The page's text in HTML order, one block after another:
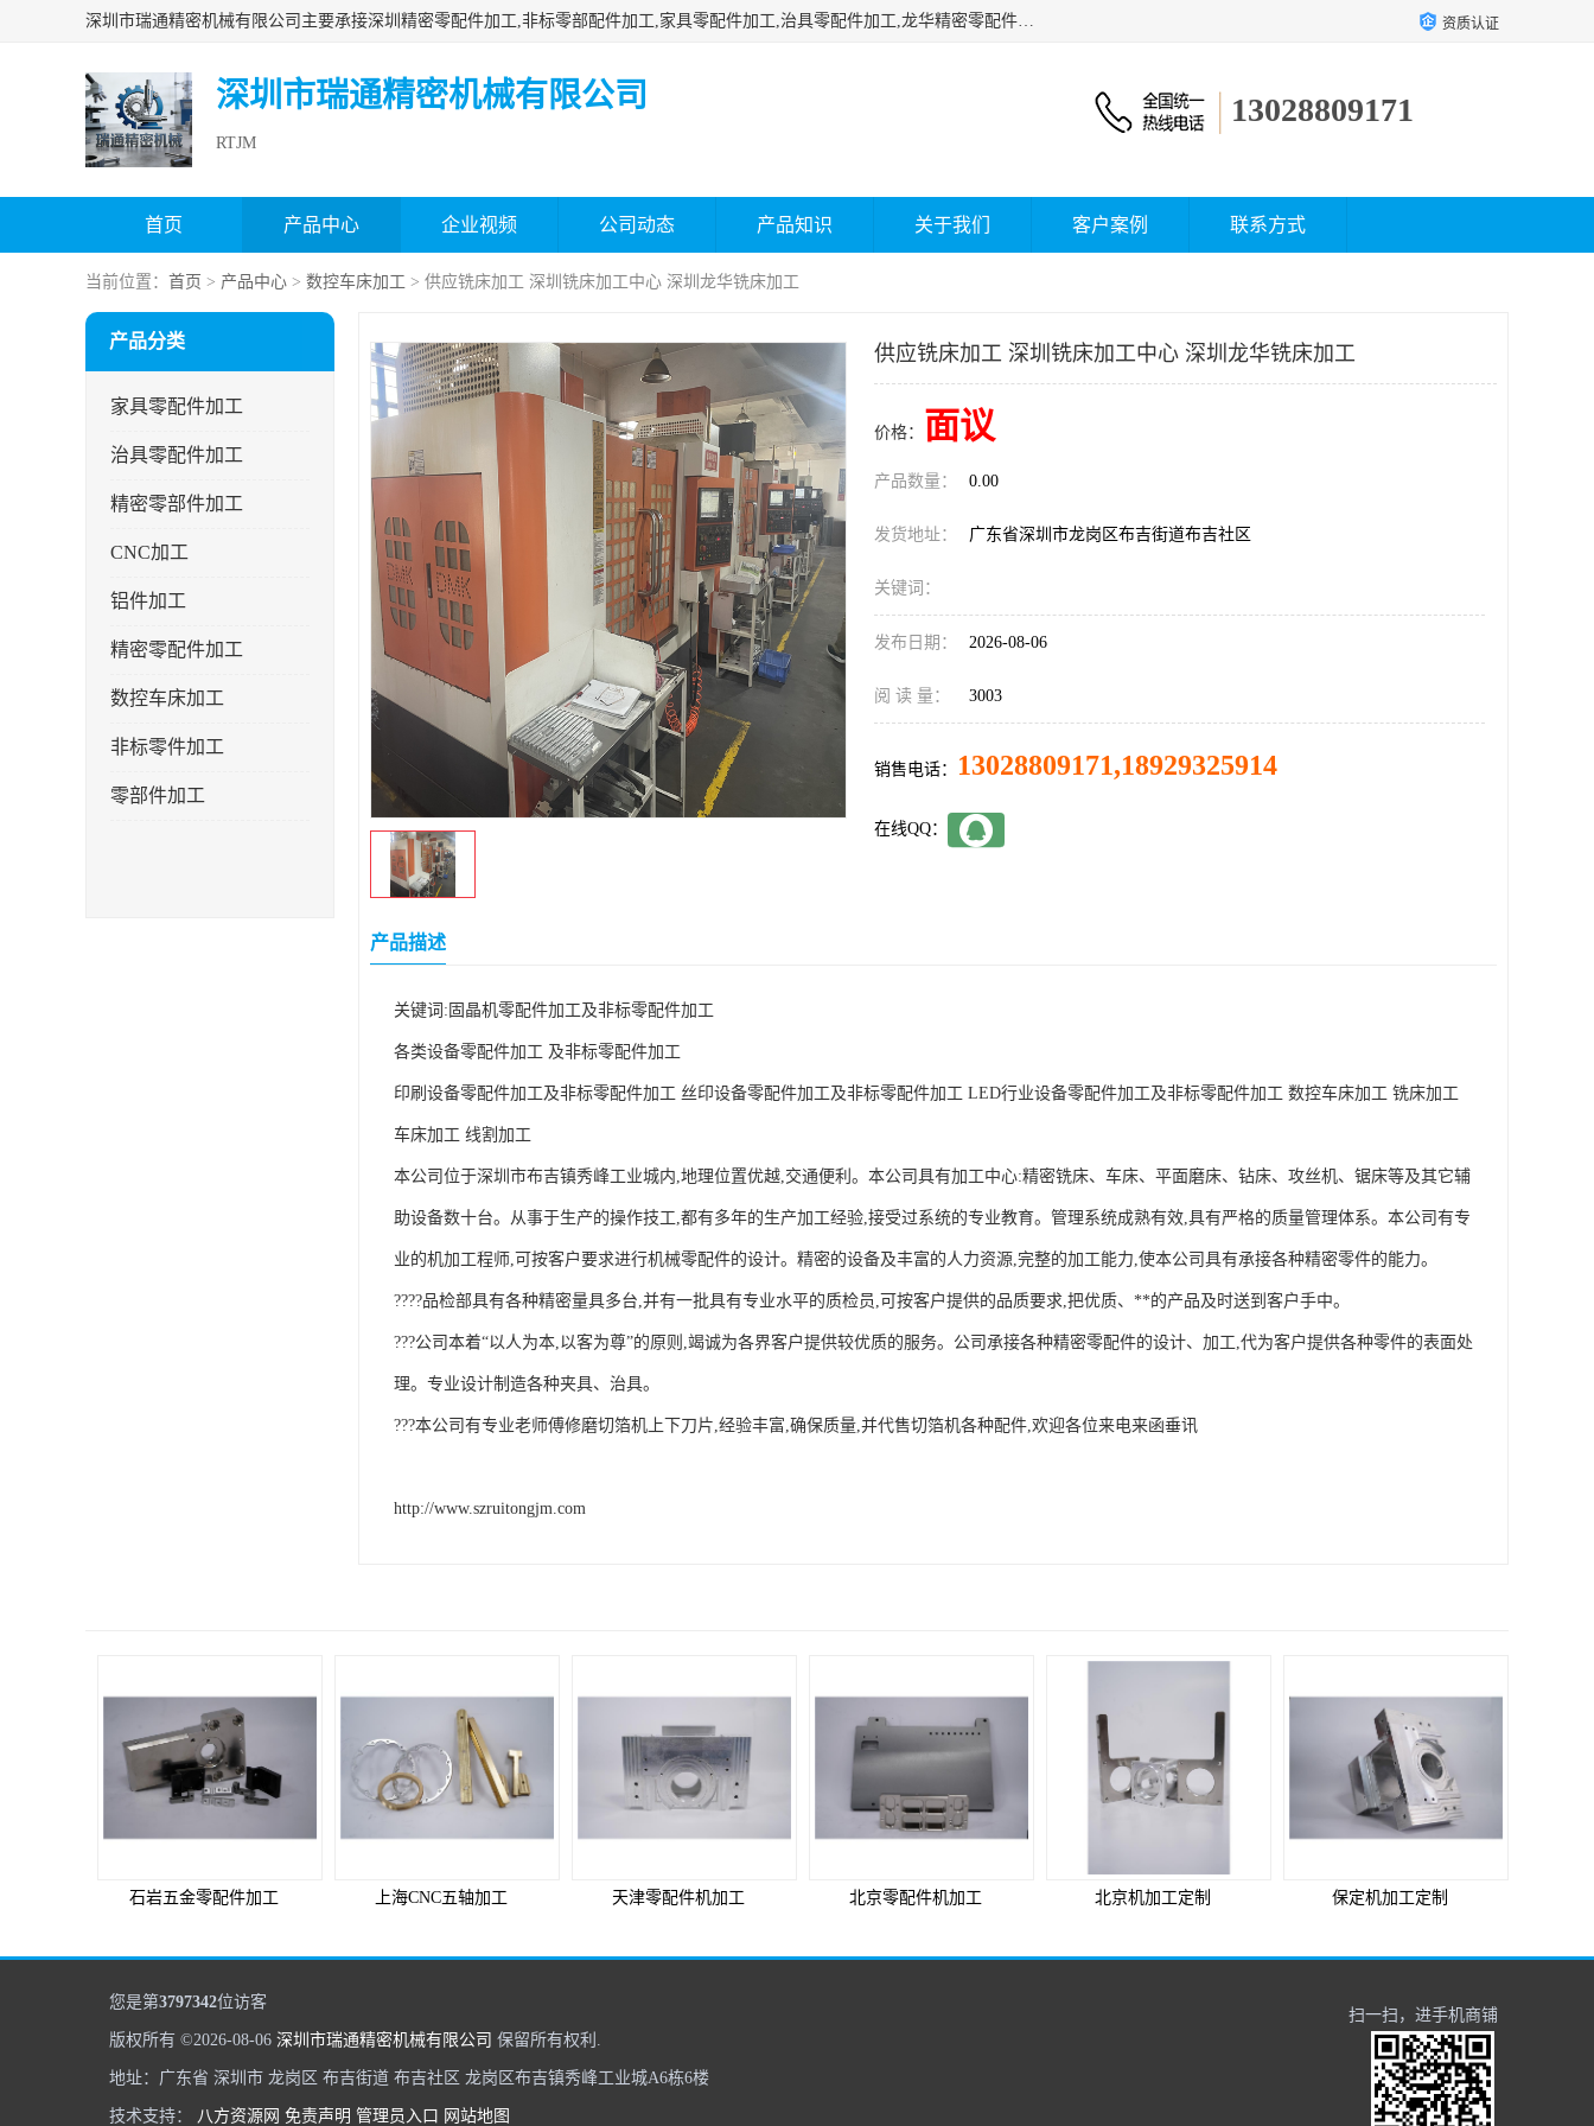
深圳市瑞通精密机械有限公司主要承接深圳精密零配件加工,非标零部配件加工,家具零配件加工,治具零配件加工,龙华精密零配件加工等各种各种精密机械加工，欢迎来来电咨询！ 资质认证
深圳市瑞通精密机械有限公司
RTJM
13028809171
首页 产品中心 企业视频 公司动态 产品知识 关于我们 客户案例 联系方式
当前位置： 首页 > 产品中心 > 数控车床加工 > 供应铣床加工 深圳铣床加工中心 深圳龙华铣床加工
产品分类
家具零配件加工
治具零配件加工
精密零部件加工
CNC加工
铝件加工
精密零配件加工
数控车床加工
非标零件加工
零部件加工
供应铣床加工 深圳铣床加工中心 深圳龙华铣床加工
价格： 面议
产品数量： 0.00
发货地址： 广东省深圳市龙岗区布吉街道布吉社区
关键词：
发布日期： 2026-08-06
阅 读 量： 3003
销售电话： 13028809171,18929325914
在线QQ：
产品描述
关键词:固晶机零配件加工及非标零配件加工
各类设备零配件加工 及非标零配件加工
印刷设备零配件加工及非标零配件加工 丝印设备零配件加工及非标零配件加工 LED行业设备零配件加工及非标零配件加工 数控车床加工 铣床加工
车床加工 线割加工
本公司位于深圳市布吉镇秀峰工业城内,地理位置优越,交通便利。本公司具有加工中心:精密铣床、车床、平面磨床、钻床、攻丝机、锯床等及其它辅
助设备数十台。从事于生产的操作技工,都有多年的生产加工经验,接受过系统的专业教育。管理系统成熟有效,具有严格的质量管理体系。本公司有专
业的机加工程师,可按客户要求进行机械零配件的设计。精密的设备及丰富的人力资源,完整的加工能力,使本公司具有承接各种精密零件的能力。
????品检部具有各种精密量具多台,并有一批具有专业水平的质检员,可按客户提供的品质要求,把优质、**的产品及时送到客户手中。
???公司本着“以人为本,以客为尊”的原则,竭诚为各界客户提供较优质的服务。公司承接各种精密零配件的设计、加工,代为客户提供各种零件的表面处
理。专业设计制造各种夹具、治具。
???本公司有专业老师傅修磨切箔机上下刀片,经验丰富,确保质量,并代售切箔机各种配件,欢迎各位来电来函垂讯
http://www.szruitongjm.com
石岩五金零配件加工 上海CNC五轴加工 天津零配件机加工 北京零配件机加工 北京机加工定制 保定机加工定制
您是第3797342位访客
版权所有 ©2026-08-06 深圳市瑞通精密机械有限公司 保留所有权利.
地址：广东省 深圳市 龙岗区 布吉街道 布吉社区 龙岗区布吉镇秀峰工业城A6栋6楼
技术支持： 八方资源网 免责声明 管理员入口 网站地图
扫一扫，进手机商铺